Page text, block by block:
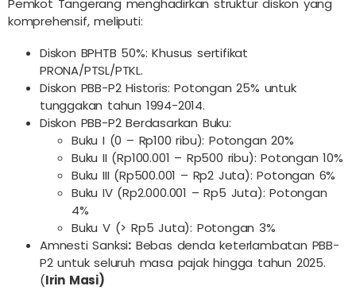
Pemkot Tangerang menghadirkan struktur diskon yang
komprehensif, meliputi:
Diskon BPHTB 50%: Khusus sertifikat
PRONA/PTSL/PTKL.
Diskon PBB-P2 Historis: Potongan 25% untuk
tunggakan tahun 1994-2014.
Diskon PBB-P2 Berdasarkan Buku:
Buku I (0 – Rp100 ribu): Potongan 20%
Buku II (Rp100.001 – Rp500 ribu): Potongan 10%
Buku III (Rp500.001 – Rp2 Juta): Potongan 6%
Buku IV (Rp2.000.001 – Rp5 Juta): Potongan
4%
Buku V (> Rp5 Juta): Potongan 3%
Amnesti Sanksi: Bebas denda keterlambatan PBB-
P2 untuk seluruh masa pajak hingga tahun 2025.
(Irin Masi)